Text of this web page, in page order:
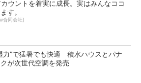
ウントを着実に成長。実はみんなココ
す。
合同会社)
力”で猛暑でも快適 積水ハウスとパナ
が次世代空調を発売